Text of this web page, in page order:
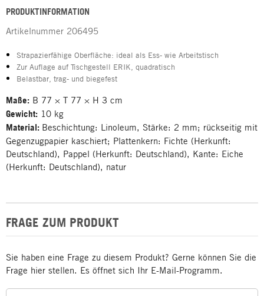
PRODUKTINFORMATION
Artikelnummer 206495
Strapazierfähige Oberfläche: ideal als Ess- wie Arbeitstisch
Zur Auflage auf Tischgestell ERIK, quadratisch
Belastbar, trag- und biegefest
Maße: B 77 × T 77 × H 3 cm
Gewicht: 10 kg
Material: Beschichtung: Linoleum, Stärke: 2 mm; rückseitig mit
Gegenzugpapier kaschiert; Plattenkern: Fichte (Herkunft:
Deutschland), Pappel (Herkunft: Deutschland), Kante: Eiche
(Herkunft: Deutschland), natur
FRAGE ZUM PRODUKT
Sie haben eine Frage zu diesem Produkt? Gerne können Sie die
Frage hier stellen. Es öffnet sich Ihr E-Mail-Programm.